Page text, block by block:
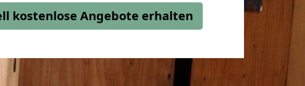
kostenlose Angebote erhalten